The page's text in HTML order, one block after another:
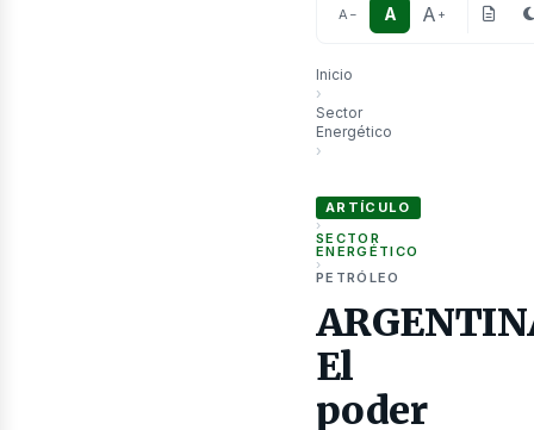
A − A A +
Inicio
›
Sector
Energético
›
ARTÍCULO
›
SECTOR
ENERGÉTICO
›
PETRÓLEO
El
poder